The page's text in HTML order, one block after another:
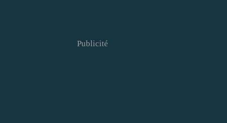
Publicité